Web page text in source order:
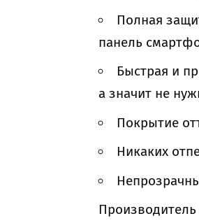
Полная
панель
Быстрая и
а значит не
Покрытие
Никаких